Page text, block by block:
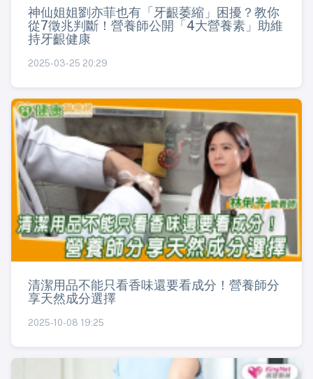
神仙姐姐劉亦菲也有「牙齦萎縮」困擾？教你
從7徵兆判斷！營養師公開「4大營養素」助維
持牙齦健康
2025-03-25 20:29
清潔用品不能只看香味還要看成分！營養師分
享天然成分選擇
2025-10-08 19:25